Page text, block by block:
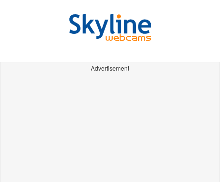
Advertisement